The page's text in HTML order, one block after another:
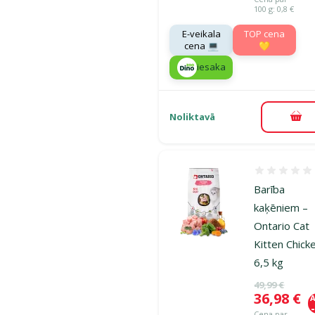
100 g: 0,8 €
E-veikala
cena 💻
TOP cena
💛
iesaka
Noliktavā
Barība
kaķēniem –
Ontario Cat
Kitten
6,5 kg
Oriģinālā
49,99 €
Cena
36,98 €